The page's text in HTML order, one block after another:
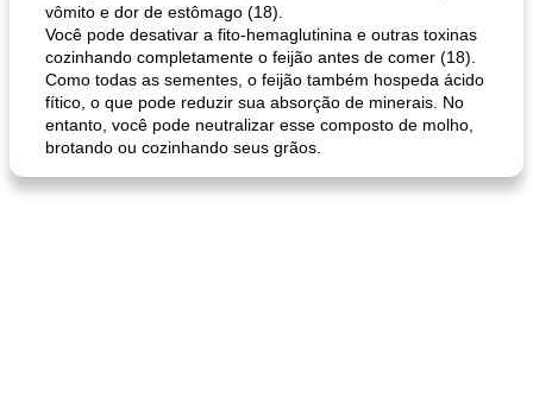
vômito e dor de estômago (18).
Você pode desativar a fito-hemaglutinina e outras toxinas
cozinhando completamente o feijão antes de comer (18).
Como todas as sementes, o feijão também hospeda ácido
fítico, o que pode reduzir sua absorção de minerais. No
entanto, você pode neutralizar esse composto de molho,
brotando ou cozinhando seus grãos.